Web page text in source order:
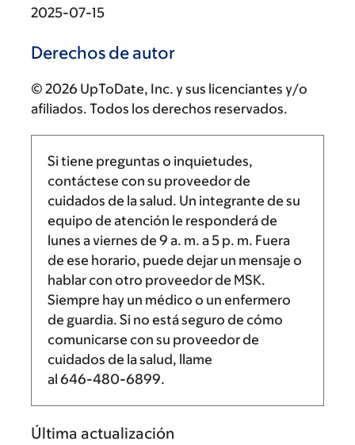
2025-07-15
Derechos de autor
© 2026 UpToDate, Inc. y sus licenciantes y/o
afiliados. Todos los derechos reservados.
Si tiene preguntas o inquietudes,
contáctese con su proveedor de
cuidados de la salud. Un integrante de su
equipo de atención le responderá de
lunes a viernes de 9 a. m. a5 p. m. Fuera
de ese horario, puede dejar un mensaje o
hablar con otro proveedor de MSK.
Siempre hay un médico o un enfermero
de guardia. Si no está seguro de cómo
comunicarse con su proveedor de
cuidados de la salud, llame
al 646-480-6899.
Última actualización